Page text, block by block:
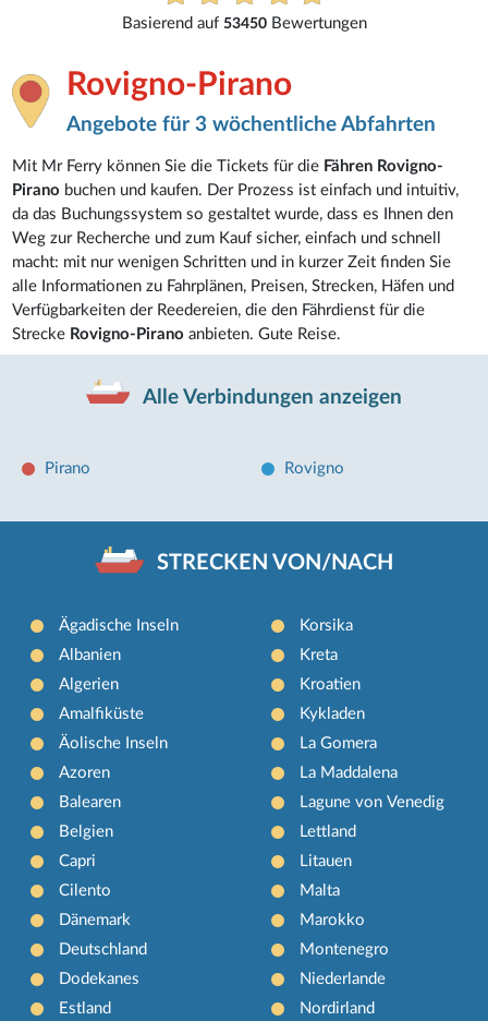
Basierend auf 53450Bewertungen
Rovigno-Pirano
Angebote für 3 wöchentliche Abfahrten
Mit Mr Ferry können Sie die Tickets für die Fähren Rovigno-
Pirano buchen und kaufen. Der Prozess ist einfach und intuitiv,
da das Buchungssystem so gestaltet wurde, dass es Ihnen den
Weg zur Recherche und zum Kauf sicher, einfach und schnell
macht: mit nur wenigen Schritten und in kurzer Zeit finden Sie
alle Informationen zu Fahrplänen, Preisen, Strecken, Häfen und
Verfügbarkeiten der Reedereien, die den Fährdienst für die
Strecke Rovigno-Pirano anbieten. Gute Reise.
Alle Verbindungen anzeigen
Pirano Rovigno
STRECKEN VON/NACH
Ägadische Inseln
Albanien
Algerien
Amalfiküste
Äolische Inseln
Azoren
Balearen
Belgien
Capri
Cilento
Dänemark
Deutschland
Dodekanes
Estland
Korsika
Kreta
Kroatien
Kykladen
La Gomera
La Maddalena
Lagune von Venedig
Lettland
Litauen
Malta
Marokko
Montenegro
Niederlande
Nordirland